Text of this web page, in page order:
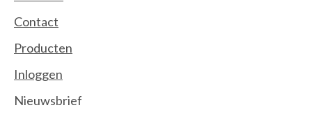
Contact
Producten
Inloggen
Nieuwsbrief